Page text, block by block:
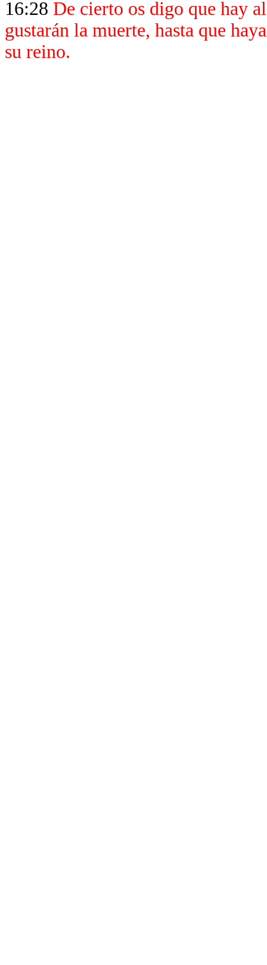
16:28 De cierto os digo que hay
gustarán la muerte, hasta que
su reino.